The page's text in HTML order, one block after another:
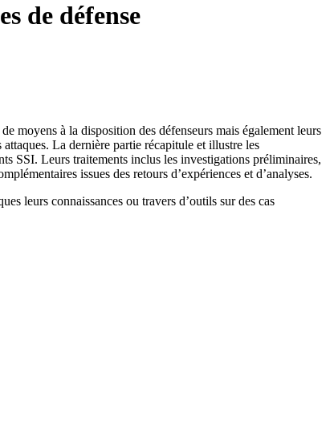
de défense
moyens à la disposition des défenseurs mais également leurs
La dernière partie récapitule et illustre les
SSI. Leurs traitements inclus les investigations préliminaires,
issues des retours d’expériences et d’analyses.
leurs connaissances ou travers d’outils sur des cas